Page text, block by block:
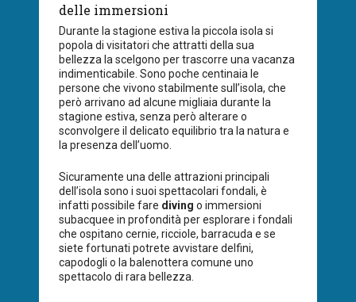
delle immersioni
Durante la stagione estiva la piccola isola si
popola di visitatori che attratti della sua
bellezza la scelgono per trascorre una vacanza
indimenticabile. Sono poche centinaia le
persone che vivono stabilmente sull’isola, che
però arrivano ad alcune migliaia durante la
stagione estiva, senza però alterare o
sconvolgere il delicato equilibrio tra la natura e
la presenza dell’uomo.
Sicuramente una delle attrazioni principali
dell’isola sono i suoi spettacolari fondali, è
infatti possibile fare diving o immersioni
subacquee in profondità per esplorare i fondali
che ospitano cernie, ricciole, barracuda e se
siete fortunati potrete avvistare delfini,
capodogli o la balenottera comune uno
spettacolo di rara bellezza.